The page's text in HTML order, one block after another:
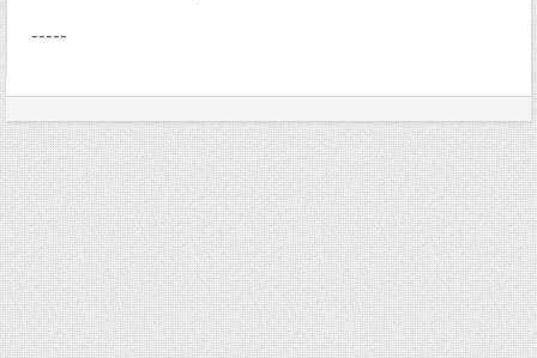
-----